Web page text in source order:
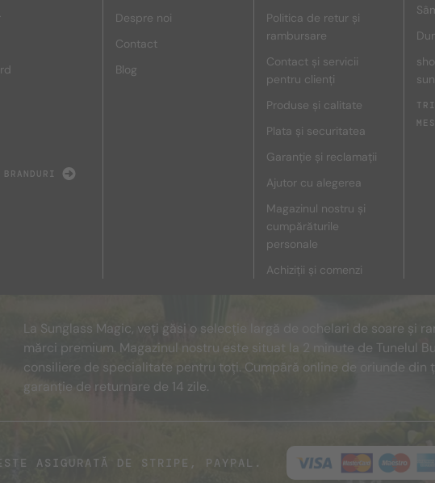
Despre noi
Contact
Blog
Politica de retur și
rambursare
Contact și servicii
pentru clienți
Produse și calitate
Plata și securitatea
Garanție și reclamații
Ajutor cu alegerea
Magazinul nostru și
cumpărăturile
personale
Achiziții și comenzi
La Sunglass Magic, veți găsi o selecție largă de ochelari de soare și
mărci premium. Magazinul nostru este situat la 2 minute de Tunelul
consiliere de specialitate pentru toți. Cumpără online de oriunde din
garanție de returnare de 14 zile.
ASIGURATĂ DE STRIPE, PAYPAL.